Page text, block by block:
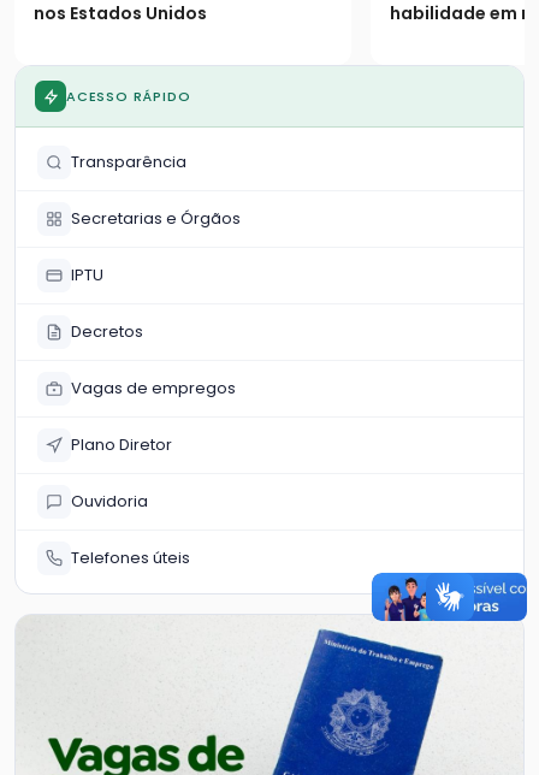
nos Estados Unidos
habilidade em
WhatsApp,
ACESSO RÁPIDO
Transparência
Secretarias e Órgãos
IPTU
Decretos
Vagas de empregos
Plano Diretor
Ouvidoria
Telefones úteis